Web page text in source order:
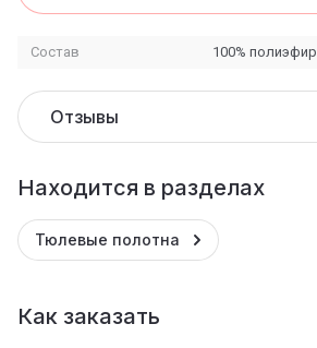
Состав 100% полиэфир
Отзывы
Находится в разделах
Тюлевые полотна
Как заказать